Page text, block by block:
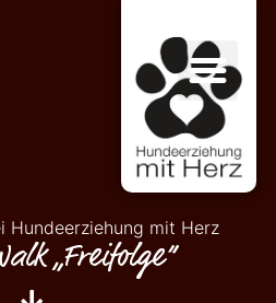
Hundeerziehung mit Herz
„Freifolge“